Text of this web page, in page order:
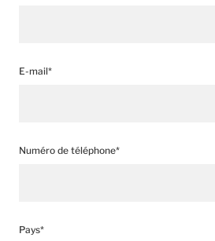
E-mail*
Numéro de téléphone*
Pays*